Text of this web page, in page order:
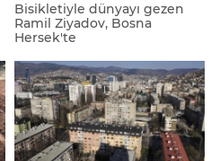
Bisikletiyle dünyayı gezen
Ramil Ziyadov, Bosna
Hersek'te